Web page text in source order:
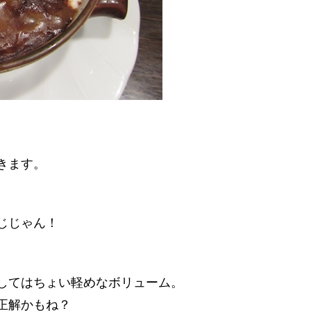
す。
じゃん！
はちょい軽めなボリューム。
解かもね？